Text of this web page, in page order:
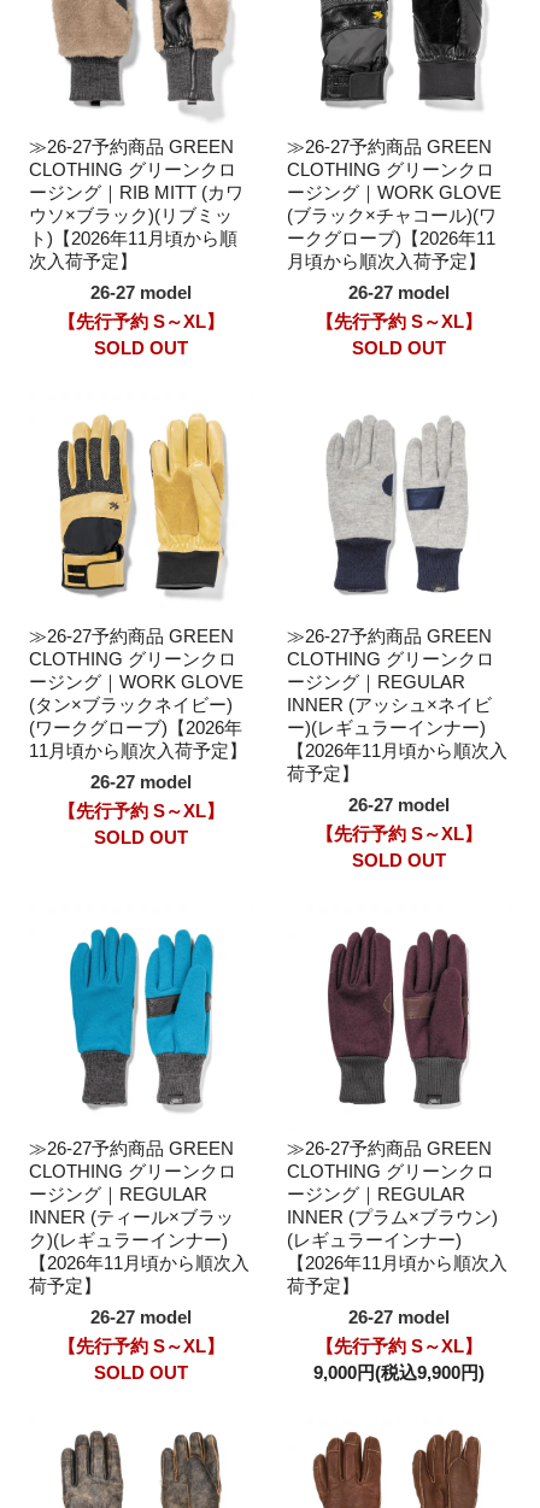
≫26-27予約商品 GREEN
CLOTHING グリーンクロ
ージング｜RIB MITT (カワ
ウソ×ブラック)(リブミッ
ト)【2026年11月頃から順
次入荷予定】
26-27 model
【先行予約 S～XL】
SOLD OUT
≫26-27予約商品 GREEN
CLOTHING グリーンクロ
ージング｜WORK GLOVE
(ブラック×チャコール)(ワ
ークグローブ)【2026年11
月頃から順次入荷予定】
26-27 model
【先行予約 S～XL】
SOLD OUT
≫26-27予約商品 GREEN
CLOTHING グリーンクロ
ージング｜WORK GLOVE
(タン×ブラックネイビー)
(ワークグローブ)【2026年
11月頃から順次入荷予定】
26-27 model
【先行予約 S～XL】
SOLD OUT
≫26-27予約商品 GREEN
CLOTHING グリーンクロ
ージング｜REGULAR
INNER (アッシュ×ネイビ
ー)(レギュラーインナー)
【2026年11月頃から順次入
荷予定】
26-27 model
【先行予約 S～XL】
SOLD OUT
≫26-27予約商品 GREEN
CLOTHING グリーンクロ
ージング｜REGULAR
INNER (ティール×ブラッ
ク)(レギュラーインナー)
【2026年11月頃から順次入
荷予定】
26-27 model
【先行予約 S～XL】
SOLD OUT
≫26-27予約商品 GREEN
CLOTHING グリーンクロ
ージング｜REGULAR
INNER (プラム×ブラウン)
(レギュラーインナー)
【2026年11月頃から順次入
荷予定】
26-27 model
【先行予約 S～XL】
9,000円(税込9,900円)